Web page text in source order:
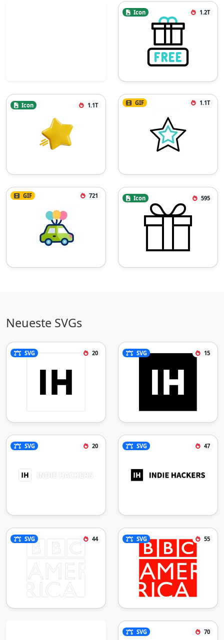
Icon 1.2T
Icon 1.1T GIF 1.1T
GIF 721 Icon 595
Neueste SVGs
SVG 20 SVG 15
SVG 20 SVG 47
SVG 44 SVG 55
SVG 70